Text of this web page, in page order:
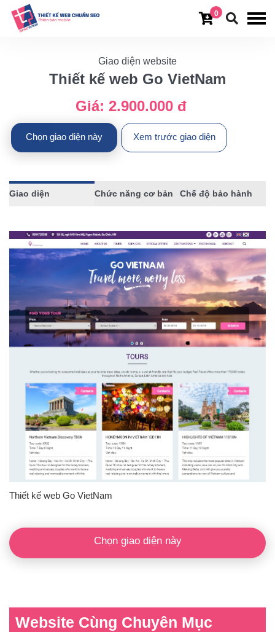
0
Giao diện website
Thiết kế web Go VietNam
Giá: 2.900.000 đ
Chọn giao diện này Xem trước giao diện
Giao diện Chức năng cơ bản Chế độ bảo hành
Thiết kế web Go VietNam
Chọn giao diện này
Website Cùng Chuyên Mục